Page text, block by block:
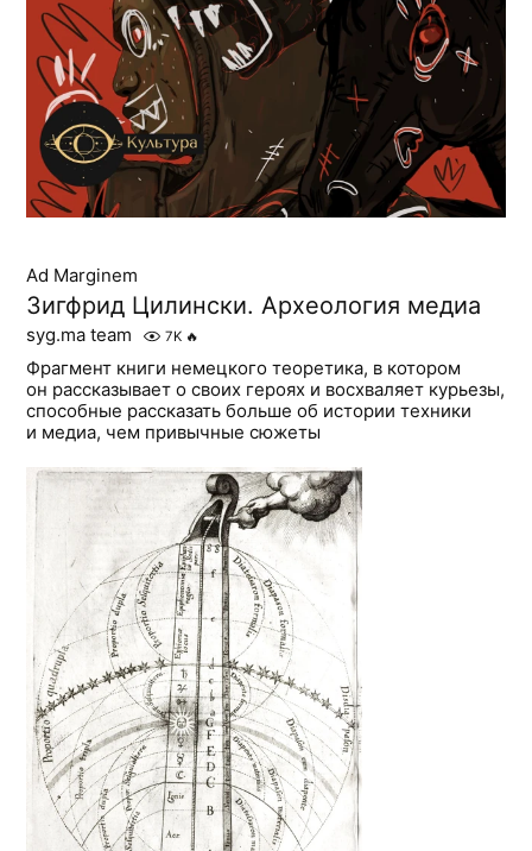
Ad Marginem
Зигфрид Цилински. Археология медиа
syg.ma team 7K 🔥
Фрагмент книги немецкого теоретика, в котором
он рассказывает о своих героях и восхваляет курьезы,
способные рассказать больше об истории техники
и медиа, чем привычные сюжеты